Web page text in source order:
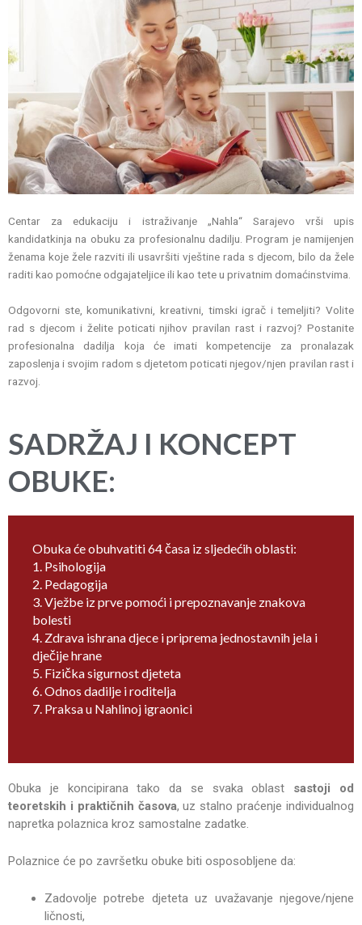
Centar za edukaciju i istraživanje „Nahla“ Sarajevo vrši upis
kandidatkinja na obuku za profesionalnu dadilju. Program je namijenjen
ženama koje žele razviti ili usavršiti vještine rada s djecom, bilo da žele
raditi kao pomoćne odgajateljice ili kao tete u privatnim domaćinstvima.
Odgovorni ste, komunikativni, kreativni, timski igrač i temeljiti? Volite
rad s djecom i želite poticati njihov pravilan rast i razvoj? Postanite
profesionalna dadilja koja će imati kompetencije za pronalazak
zaposlenja i svojim radom s djetetom poticati njegov/njen pravilan rast i
razvoj.
SADRŽAJ I KONCEPT
OBUKE:​
Obuka će obuhvatiti 64 časa iz sljedećih oblasti:
1. Psihologija
2. Pedagogija
3. Vježbe iz prve pomoći i prepoznavanje znakova
bolesti
4. Zdrava ishrana djece i priprema jednostavnih jela i
dječije hrane
5. Fizička sigurnost djeteta
6. Odnos dadilje i roditelja
7. Praksa u Nahlinoj igraonici
Obuka je koncipirana tako da se svaka oblast sastoji od
teoretskih i praktičnih časova, uz stalno praćenje individualnog
napretka polaznica kroz samostalne zadatke.
Polaznice će po završetku obuke biti osposobljene da:
Zadovolje potrebe djeteta uz uvažavanje njegove/njene
ličnosti,